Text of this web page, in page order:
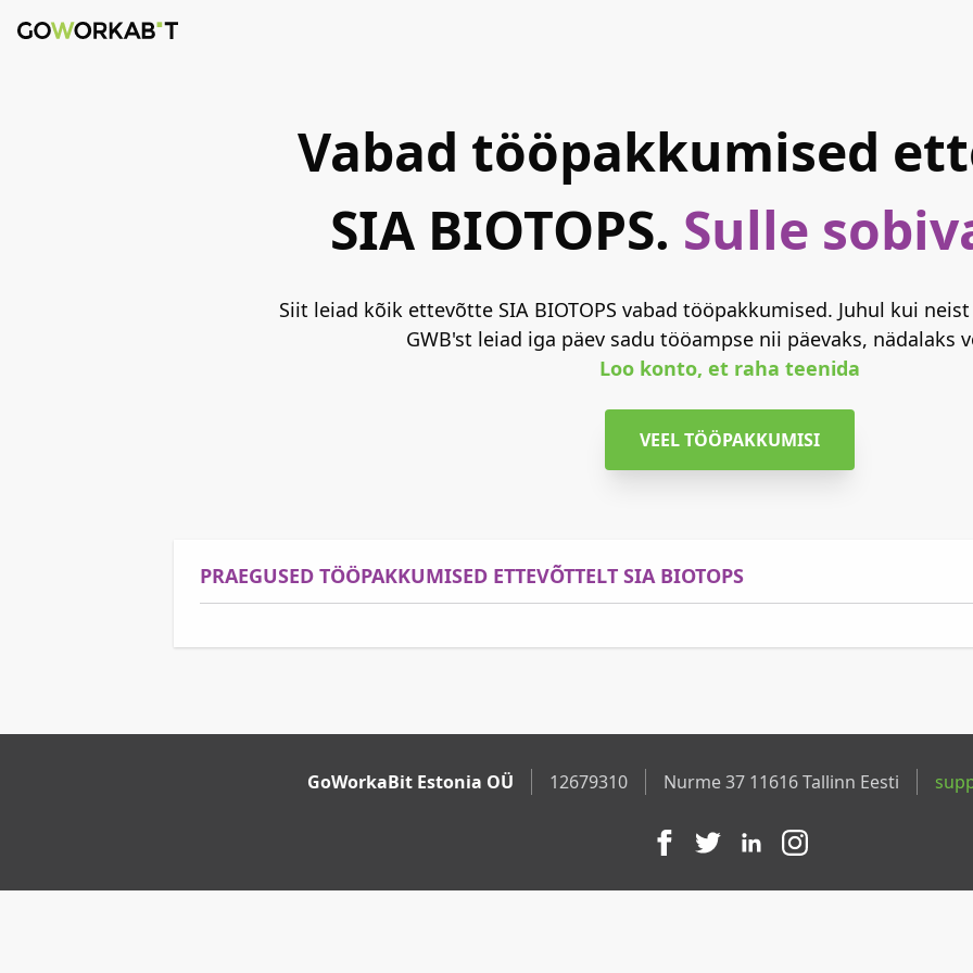
Vabad tööpakkumised
SIA BIOTOPS. Sulle
Siit leiad kõik ettevõtte SIA BIOTOPS vabad tööpakkumised. Juhul kui
GWB'st leiad iga päev sadu tööampse nii päevaks, nädalaks
Loo konto, et raha teenida
VEEL TÖÖPAKKUMISI
PRAEGUSED TÖÖPAKKUMISED ETTEVÕTTELT SIA BIOTOPS
GoWorkaBit Estonia OÜ 12679310 Nurme 37 11616 Tallinn Eesti